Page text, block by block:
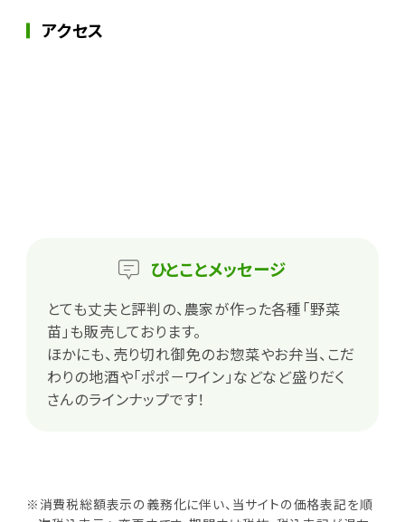
アクセス
ひとことメッセージ
とても丈夫と評判の、農家が作った各種「野菜
苗」も販売しております。
ほかにも、売り切れ御免のお惣菜やお弁当、こだ
わりの地酒や「ポポ－ワイン」などなど盛りだく
さんのラインナップです！
※消費税総額表示の義務化に伴い、当サイトの価格表記を順